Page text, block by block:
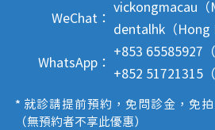
WeChat：
vickongmacau（
dentalhk（Hong
WhatsApp：
+853 65585927（
+852 51721315
* 就診請提前預約，免問診金，免
（無預約者不享此優惠）